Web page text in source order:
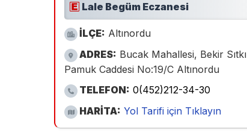
Lale Begüm Eczanesi
İLÇE: Altınordu
ADRES: Bucak Mahallesi, Bekir Sıtkı
Pamuk Caddesi No:19/C Altınordu
TELEFON: 0(452)212-34-30
HARİTA: Yol Tarifi için Tıklayın